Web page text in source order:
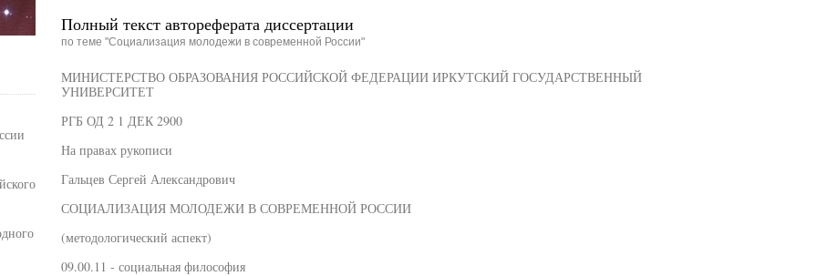
Полный текст автореферата диссертации
по теме "Социализация молодежи в современной России"
МИНИСТЕРСТВО ОБРАЗОВАНИЯ РОССИЙСКОЙ ФЕДЕРАЦИИ ИРКУТСКИЙ ГОСУДАРСТВЕННЫЙ
УНИВЕРСИТЕТ
РГБ ОД 2 1 ДЕК 2900
На правах рукописи
Гальцев Сергей Александрович
СОЦИАЛИЗАЦИЯ МОЛОДЕЖИ В СОВРЕМЕННОЙ РОССИИ
(методологический аспект)
09.00.11 - социальная философия